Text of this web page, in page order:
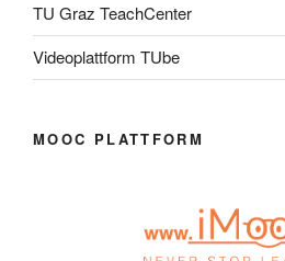
TU Graz TeachCenter
Videoplattform TUbe
MOOC PLATTFORM